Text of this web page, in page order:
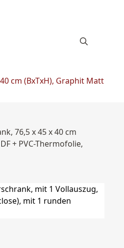
cm (BxTxH), Graphit Matt
76,5 x 45 x 40 cm
+ PVC-Thermofolie,